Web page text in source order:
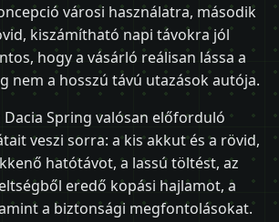
városi használatra, második
kiszámítható napi távokra jól
hogy a vásárló reálisan lássa a
nem a hosszú távú utazások autója.
Dacia Spring valósan előforduló
veszi sorra: a kis akkut és a rövid,
hatótávot, a lassú töltést, az
eredő kopási hajlamot, a
a biztonsági megfontolásokat.